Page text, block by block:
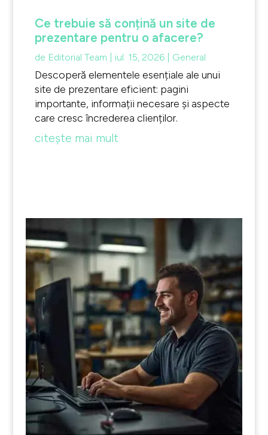
Ce trebuie să conțină un site de
prezentare pentru o afacere?
de Editorial Team iul. 15, 2026| General
Descoperă elementele esențiale ale unui
site de prezentare eficient: pagini
importante, informații necesare și aspecte
care cresc încrederea clienților.
citește mai mult